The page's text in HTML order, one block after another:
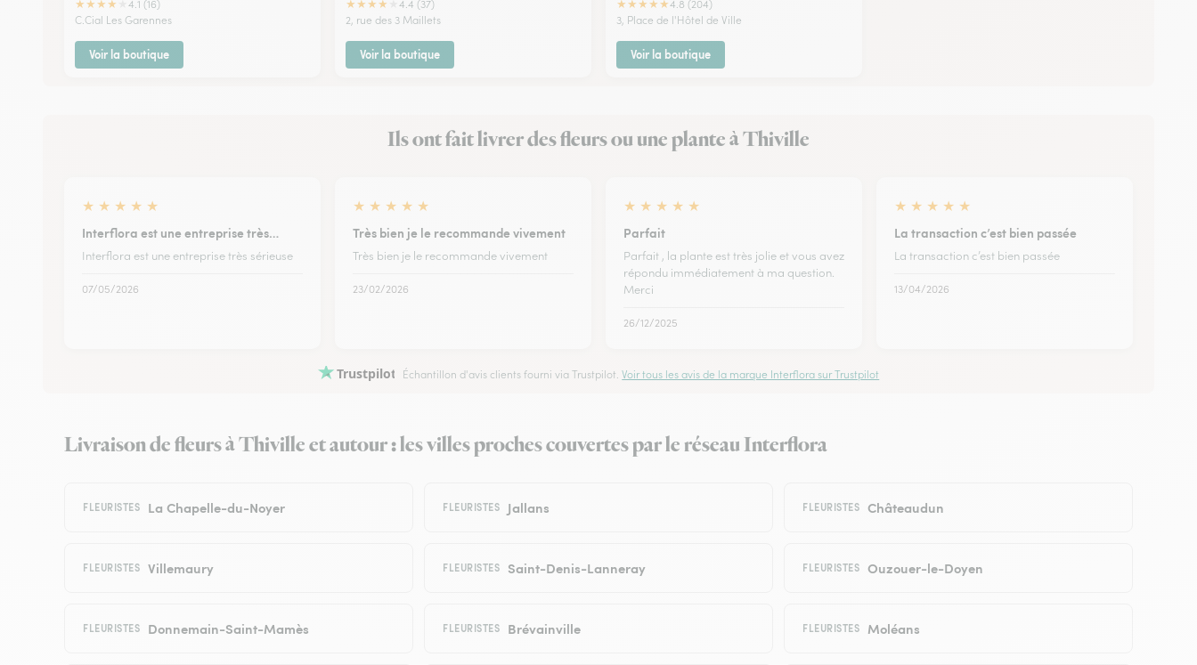
★★★★
4.1 (16)
C.Cial Les Garennes
Voir la boutique
★★★★
4.4 (37)
2, rue des 3 Maillets
Voir la boutique
★★★★★4.8 (204)
3, Place de l'Hôtel de Ville
Voir la boutique
Ils ont fait livrer des fleurs ou une plante à Thiville
★ ★ ★ ★ ★
Interflora est une entreprise très…
Interflora est une entreprise très sérieuse
07/05/2026
★ ★ ★ ★ ★
Très bien je le recommande vivement
Très bien je le recommande vivement
23/02/2026
★ ★ ★ ★ ★
Parfait
Parfait , la plante est très jolie et vous avez
répondu immédiatement à ma question.
Merci
26/12/2025
★ ★ ★ ★ ★
La transaction c’est bien passée
La transaction c’est bien passée
13/04/2026
Trustpilot Échantillon d'avis clients fourni via Trustpilot.Voir tous les avis de la marque Interflora sur Trustpilot
Livraison de fleurs à Thiville et autour : les villes proches couvertes par le réseau Interflora
FLEURISTES La Chapelle-du-Noyer FLEURISTES Jallans FLEURISTES Châteaudun
FLEURISTES Villemaury FLEURISTES Saint-Denis-Lanneray FLEURISTES Ouzouer-le-Doyen
FLEURISTES Donnemain-Saint-Mamès FLEURISTES Brévainville FLEURISTES Moléans